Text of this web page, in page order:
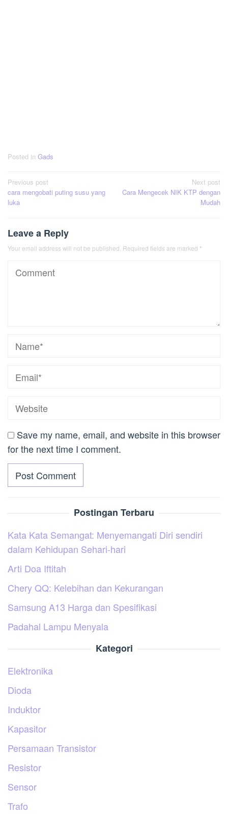
Posted in Gads
Post
navigation
Previous post
cara mengobati puting susu yang
luka
Next post
Cara Mengecek NIK KTP dengan
Mudah
Leave a Reply
Your email address will not be published. Required fields are marked *
Save my name, email, and website in this browser
for the next time I comment.
Postingan Terbaru
Kata Kata Semangat: Menyemangati Diri sendiri
dalam Kehidupan Sehari-hari
Arti Doa Iftitah
Chery QQ: Kelebihan dan Kekurangan
Samsung A13 Harga dan Spesifikasi
Padahal Lampu Menyala
Kategori
Elektronika
Dioda
Induktor
Kapasitor
Persamaan Transistor
Resistor
Sensor
Trafo